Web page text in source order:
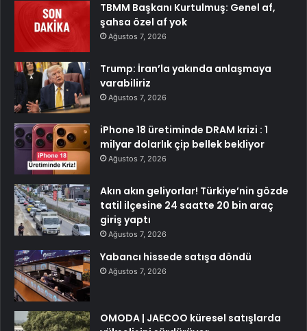
TBMM Başkanı Kurtulmuş: Genel af,
şahsa özel af yok
Ağustos 7, 2026
Trump: İran’la yakında anlaşmaya
varabiliriz
Ağustos 7, 2026
iPhone 18 üretiminde DRAM krizi : 1
milyar dolarlık çip bellek bekliyor
Ağustos 7, 2026
Akın akın geliyorlar! Türkiye’nin gözde
tatil ilçesine 24 saatte 20 bin araç
giriş yaptı
Ağustos 7, 2026
Yabancı hissede satışa döndü
Ağustos 7, 2026
OMODA | JAECOO küresel satışlarda